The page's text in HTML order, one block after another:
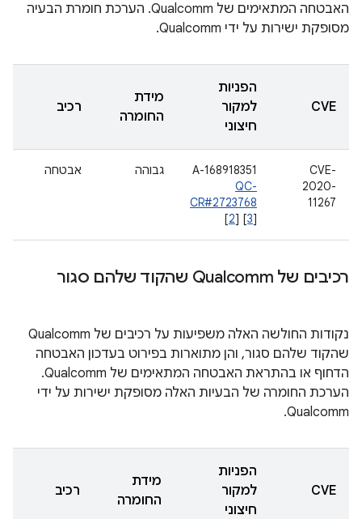
האבטחה המתאימים של Qualcomm. הערכת חומרת הבעיה
מסופקת ישירות על ידי Qualcomm.
CVE
הפניות
למקור
חיצוני
מידת
החומרה
רכיב
CVE-
2020-
11267
A-168918351
QC-
CR#2723768
[2] [3]
גבוהה אבטחה
רכיבים של Qualcomm שהקוד שלהם סגור
נקודות החולשה האלה משפיעות על רכיבים של Qualcomm
שהקוד שלהם סגור, והן מתוארות בפירוט בעדכון האבטחה
הדחוף או בהתראת האבטחה המתאימים של Qualcomm.
הערכת החומרה של הבעיות האלה מסופקת ישירות על ידי
Qualcomm.
CVE
הפניות
למקור
חיצוני
מידת
החומרה
רכיב